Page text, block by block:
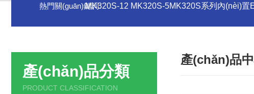
熱門關(guān)鍵詞:MK320S-12 MK320S-5MK320S系列內(nèi)
產(chǎn)品分類
PRODUCT CLASSIFICATION
產(chǎn)品